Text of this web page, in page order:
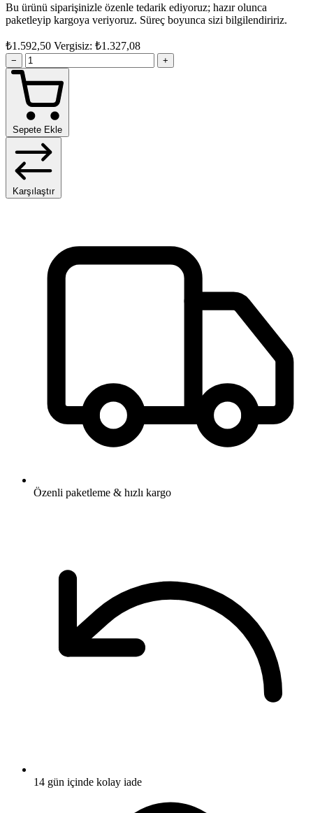
Bu ürünü siparişinizle özenle tedarik ediyoruz; hazır olunca
paketleyip kargoya veriyoruz. Süreç boyunca sizi bilgilendiririz.
₺1.592,50 Vergisiz: ₺1.327,08
− +
Sepete Ekle
Karşılaştır
Özenli paketleme & hızlı kargo
14 gün içinde kolay iade